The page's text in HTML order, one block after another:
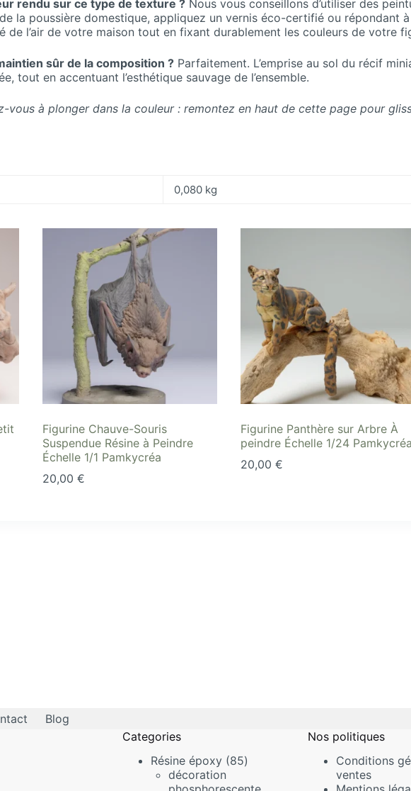
rendu sur ce type de texture ? Nous vous conseillons d’utiliser des
la poussière domestique, appliquez un vernis éco-certifié ou répondant
de l’air de votre maison tout en fixant durablement les couleurs de votre
sûr de la composition ? Parfaitement. L’emprise au sol du récif
tout en accentuant l’esthétique sauvage de l’ensemble.
vous à plonger dans la couleur : remontez en haut de cette page pour
0,080 kg
Figurine Chauve-Souris
Suspendue Résine à Peindre
Échelle 1/1 Pamkycréa
20,00 €
Figurine Panthère sur Arbre À
peindre Échelle 1/24 Pamkycréa
20,00€
Blog
Categories
Résine époxy
8585
décoration
Nos politiques
Conditions
ventes